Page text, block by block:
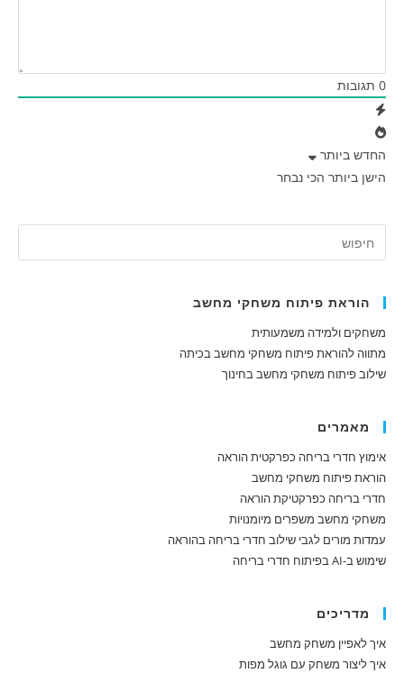
0 תגובות
החדש ביותר
הישן ביותר הכי נבחר
הוראת פיתוח משחקי מחשב
משחקים ולמידה משמעותית
מתווה להוראת פיתוח משחקי מחשב בכיתה
שילוב פיתוח משחקי מחשב בחינוך
מאמרים
אימוץ חדרי בריחה כפרקטית הוראה
הוראת פיתוח משחקי מחשב
חדרי בריחה כפרקטיקת הוראה
משחקי מחשב משפרים מיומנויות
עמדות מורים לגבי שילוב חדרי בריחה בהוראה
שימוש ב-AI בפיתוח חדרי בריחה
מדריכים
איך לאפיין משחק מחשב
איך ליצור משחק עם גוגל מפות